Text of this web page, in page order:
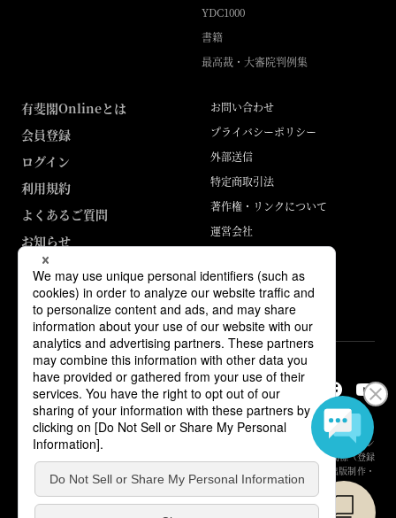
YDC1000
書籍
最高裁・大審院判例集
有斐閣Onlineとは
会員登録
ログイン
利用規約
よくあるご質問
お知らせ
お問い合わせ
プライバシーポリシー
外部送信
特定商取引法
著作権・リンクについて
運営会社
ABJマークは、この電子書店・電子書籍配信サービスが、著作権者からコン
テンツ使用許諾を得た正規版配信サービスであることを示す登録商標（登録
番号 第6091713号）です。詳しくは［ABJマーク］または［電子出版制作・
流通協議会］で検索してください。